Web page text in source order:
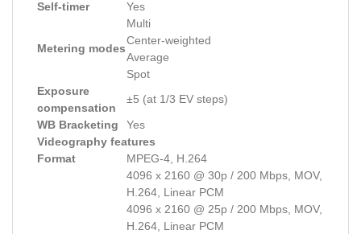
Self-timer Yes
Metering modes
Multi
Center-weighted
Average
Spot
Exposure
compensation
±5 (at 1/3 EV steps)
WB Bracketing
Yes
Videography features
Format
MPEG-4, H.264
4096 x 2160 @ 30p / 200 Mbps, MOV,
H.264, Linear PCM
4096 x 2160 @ 25p / 200 Mbps, MOV,
H.264, Linear PCM